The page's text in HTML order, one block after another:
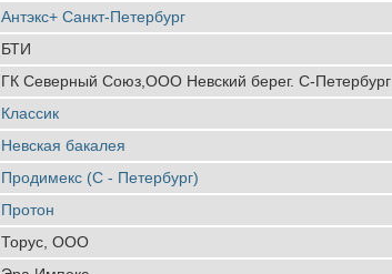
Антэкс+ Санкт-Петербург
БТИ
ГК Северный Союз,ООО Невский берег. С-Петербург
Классик
Невская бакалея
Продимекс (С - Петербург)
Протон
Торус, ООО